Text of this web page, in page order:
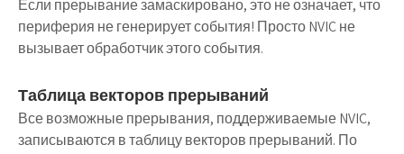
Если прерывание замаскировано, это не означает, что
периферия не генерирует события! Просто NVIC не
вызывает обработчик этого события.
Таблица векторов прерываний
Все возможные прерывания, поддерживаемые NVIC,
записываются в таблицу векторов прерываний. По